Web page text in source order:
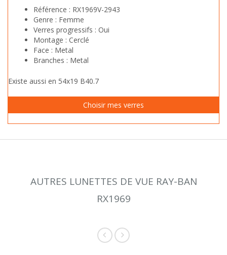
Référence : RX1969V-2943
Genre : Femme
Verres progressifs : Oui
Montage : Cerclé
Face : Metal
Branches : Metal
Existe aussi en 54x19 B40.7
AUTRES LUNETTES DE VUE RAY-BAN
RX1969